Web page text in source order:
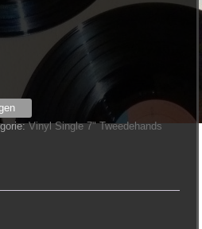
Vinyl Single 7" Tweedehands